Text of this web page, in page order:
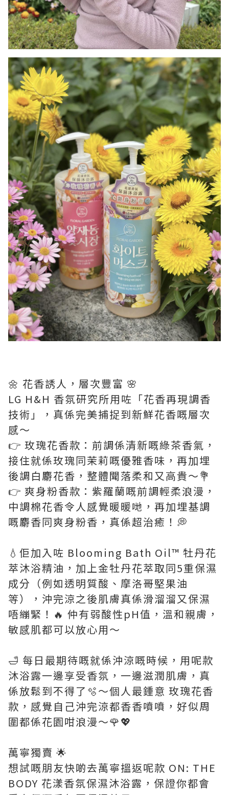
🌼 花香誘人，層次豐富 🌸
LG H&H 香氛研究所用咗「花香再現調香
技術」，真係完美捕捉到新鮮花香嘅層次
感～
👉 玫瑰花香款：前調係清新嘅綠茶香氣，
接住就係玫瑰同茉莉嘅優雅香味，再加埋
後調白麝花香，整體聞落柔和又高貴～💐
👉 爽身粉香款：紫羅蘭嘅前調輕柔浪漫，
中調棉花香令人感覺暖暖哋，再加埋基調
嘅麝香同爽身粉香，真係超治癒！💭
💧佢加入咗 Blooming Bath Oil™ 牡丹花
萃沐浴精油，加上金牡丹花萃取同5重保濕
成分（例如透明質酸、摩洛哥堅果油
等），沖完涼之後肌膚真係滑溜溜又保濕
唔繃緊！🔥 仲有弱酸性pH值，溫和親膚，
敏感肌都可以放心用～
🛁 每日最期待嘅就係沖涼嘅時候，用呢款
沐浴露一邊享受香氛，一邊滋潤肌膚，真
係放鬆到不得了🫧～個人最鍾意 玫瑰花香
款，感覺自己沖完涼都香香噴噴，好似周
圍都係花園咁浪漫～🌹💖
萬寧獨賣 🌟
想試嘅朋友快啲去萬寧搵返呢款 ON: THE
BODY 花漾香氛保濕沐浴露，保證你都會